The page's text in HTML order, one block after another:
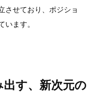
させており、ポジショ
います。
す、新次元の